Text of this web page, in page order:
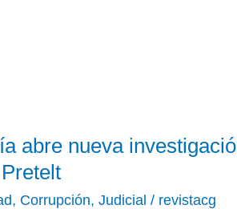
abre nueva
, Corrupción,Judicial / revistacg